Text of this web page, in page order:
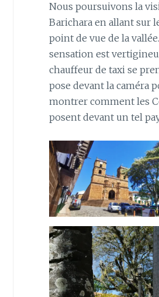
Nous poursuivons la
Barichara en allant sur
point de vue de la
sensation est
chauffeur de taxi se
pose devant la caméra
montrer comment les
posent devant un tel